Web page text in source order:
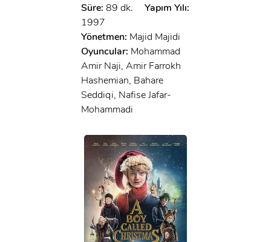
Süre: 89 dk.
Yapım Yılı:
1997
Yönetmen: Majid Majidi
Oyuncular: Mohammad
Amir Naji, Amir Farrokh
Hashemian, Bahare
Seddiqi, Nafise Jafar-
Mohammadi